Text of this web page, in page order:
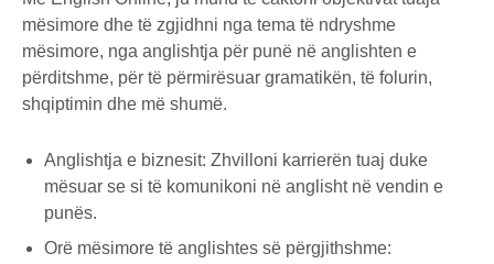
mësimore dhe të zgjidhni nga tema të ndryshme
mësimore, nga anglishtja për punë në anglishten e
përditshme, për të përmirësuar gramatikën, të folurin,
shqiptimin dhe më shumë.
Anglishtja e biznesit: Zhvilloni karrierën tuaj duke
mësuar se si të komunikoni në anglisht në vendin e
punës.
Orë mësimore të anglishtes së përgjithshme: